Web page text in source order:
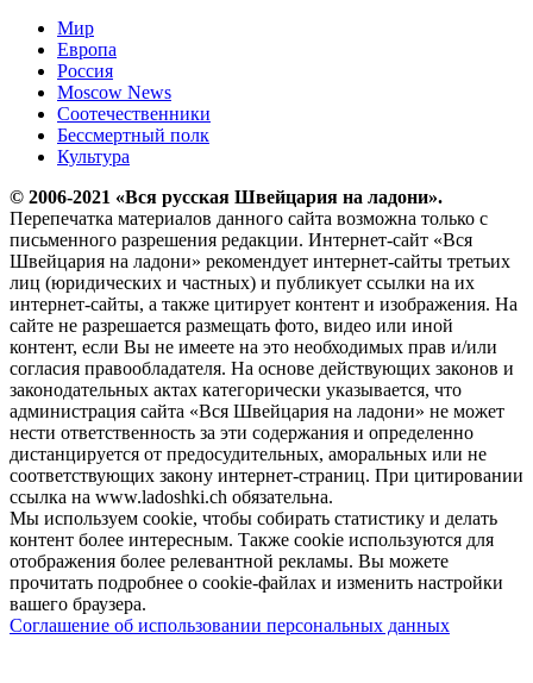
Мир
Европа
Россия
Moscow News
Соотечественники
Бессмертный полк
Культура
© 2006-2021 «Вся русская Швейцария на ладони».
Перепечатка материалов данного сайта возможна только с
письменного разрешения редакции. Интернет-сайт «Вся
Швейцария на ладони» рекомендует интернет-сайты третьих
лиц (юридических и частных) и публикует ссылки на их
интернет-сайты, а также цитирует контент и изображения. На
сайте не разрешается размещать фото, видео или иной
контент, если Вы не имеете на это необходимых прав и/или
согласия правообладателя. На основе действующих законов и
законодательных актах категорически указывается, что
администрация сайта «Вся Швейцария на ладони» не может
нести ответственность за эти содержания и определенно
дистанцируется от предосудительных, аморальных или не
соответствующих закону интернет-страниц. При цитировании
ссылка на www.ladoshki.ch обязательна.
Мы используем cookie, чтобы собирать статистику и делать
контент более интересным. Также cookie используются для
отображения более релевантной рекламы. Вы можете
прочитать подробнее о cookie-файлах и изменить настройки
вашего браузера.
Соглашение об использовании персональных данных